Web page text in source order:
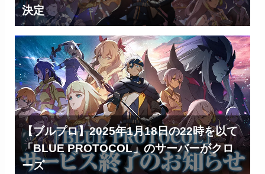
決定
【ブルプロ】2025年1月18日の22時を以て
「BLUE PROTOCOL」のサーバーがクロ
ーズ